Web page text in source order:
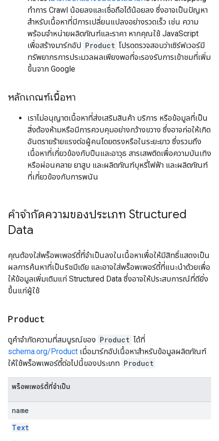
ทำการ Crawl น้อยลงและเชื่อถือได้น้อยลง ซึ่งอาจเป็นปัญหา
สำหรับเนื้อหาที่มีการเปลี่ยนแปลงอย่างรวดเร็ว เช่น ความ
พร้อมจำหน่ายผลิตภัณฑ์และราคา หากคุณใช้ JavaScript
เพื่อสร้างมาร์กอัป Product โปรดตรวจสอบว่าเซิร์ฟเวอร์มี
ทรัพยากรการประมวลผลเพียงพอที่จะรองรับการเข้าชมที่เพิ่ม
ขึ้นจาก Google
หลักเกณฑ์เนื้อหา
เราไม่อนุญาตเนื้อหาที่ส่งเสริมสินค้า บริการ หรือข้อมูลที่เป็น
สิ่งต้องห้ามหรือมีการควบคุมอย่างกว้างขวาง ซึ่งอาจก่อให้เกิด
อันตรายร้ายแรงต่อผู้คนโดยตรงหรือในระยะยาว ซึ่งรวมถึง
เนื้อหาที่เกี่ยวข้องกับปืนและอาวุธ สารเสพติดเพื่อความบันเทิง
หรือผ่อนคลาย ยาสูบ และผลิตภัณฑ์บุหรี่ไฟฟ้า และผลิตภัณฑ์
ที่เกี่ยวข้องกับการพนัน
คำจำกัดความของประเภท Structured
Data
คุณต้องใส่พร็อพเพอร์ตี้ที่จำเป็นลงในเนื้อหาเพื่อให้มีสิทธิ์แสดงเป็น
ผลการค้นหาที่เป็นริชมีเดีย และอาจใส่พร็อพเพอร์ตี้ที่แนะนำด้วยเพื่อ
ให้ข้อมูลเพิ่มเติมแก่ Structured Data ซึ่งอาจให้ประสบการณ์ที่ดียิ่ง
ขึ้นแก่ผู้ใช้
Product
ดูคำจำกัดความที่สมบูรณ์ของ Product ได้ที่
schema.org/Product เมื่อมาร์กอัปเนื้อหาสำหรับข้อมูลผลิตภัณฑ์
ให้ใช้พร็อพเพอร์ตี้ต่อไปนี้ของประเภท Product
พร็อพเพอร์ตี้ที่จำเป็น
name
Text